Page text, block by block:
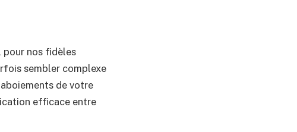
pour nos fidèles
sembler complexe
de votre
efficace entre